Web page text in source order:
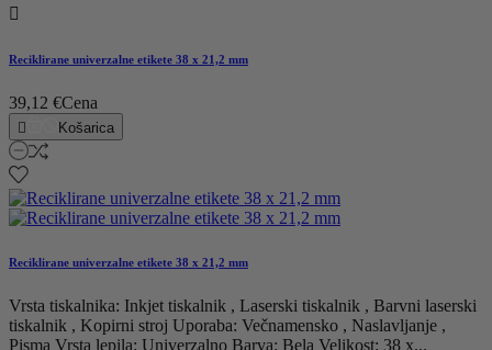

Reciklirane univerzalne etikete 38 x 21,2 mm
39,12 €Cena
 Košarica
Reciklirane univerzalne etikete 38 x 21,2 mm
Vrsta tiskalnika: Inkjet tiskalnik , Laserski tiskalnik , Barvni laserski
tiskalnik , Kopirni stroj Uporaba: Večnamensko , Naslavljanje ,
Pisma Vrsta lepila: Univerzalno Barva: Bela Velikost: 38 x...